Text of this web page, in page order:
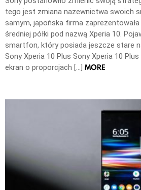
tego jest zmiana nazewnictwa swoich
samym, japońska firma
średniej półki pod nazwą Xperia 10.
smartfon, który posiada jeszcze stare
Sony Xperia 10 Plus Sony Xperia 10
ekran o proporcjach […] MORE